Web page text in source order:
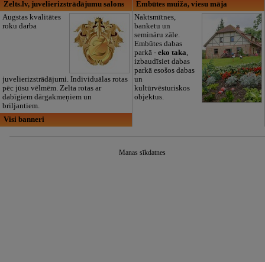
Zelts.lv, juvelierizstrādājumu salons
Augstas kvalitātes
roku darba
juvelierizstrādājumi. Individuālas rotas
pēc jūsu vēlmēm. Zelta rotas ar
dabīgiem dārgakmeņiem un
briljantiem.
Embūtes muiža, viesu māja
Naktsmītnes,
banketu un
semināru zāle.
Embūtes dabas
parkā -eko taka,
izbaudīsiet dabas
parkā esošos dabas
un
kultūrvēsturiskos
objektus.
Visi banneri
Manas sīkdatnes